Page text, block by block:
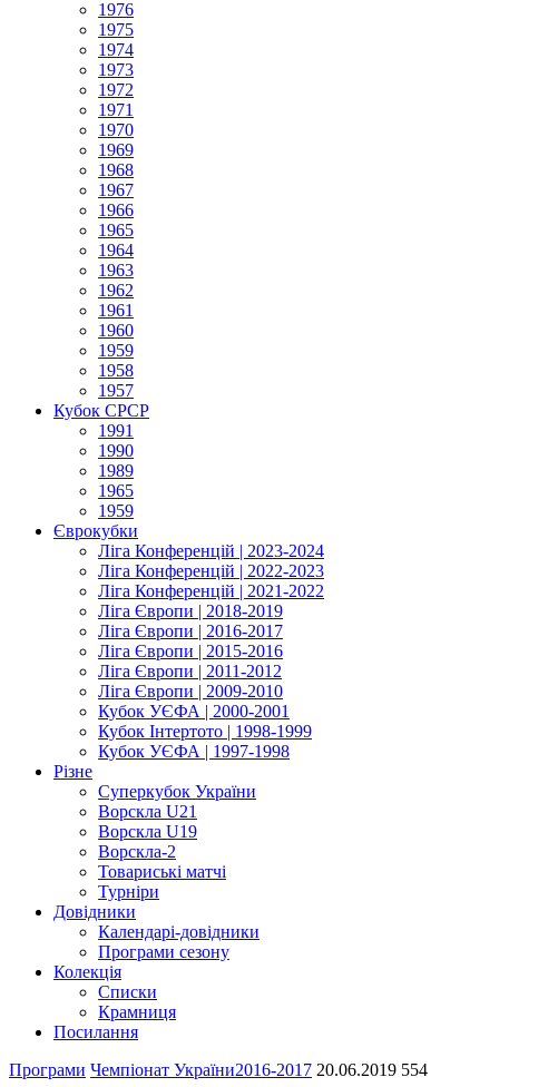
1976
1975
1974
1973
1972
1971
1970
1969
1968
1967
1966
1965
1964
1963
1962
1961
1960
1959
1958
1957
Кубок СРСР
1991
1990
1989
1965
1959
Єврокубки
Ліга Конференцій | 2023-2024
Ліга Конференцій | 2022-2023
Ліга Конференцій | 2021-2022
Ліга Європи | 2018-2019
Ліга Європи | 2016-2017
Ліга Європи | 2015-2016
Ліга Європи | 2011-2012
Ліга Європи | 2009-2010
Кубок УЄФА | 2000-2001
Кубок Інтертото | 1998-1999
Кубок УЄФА | 1997-1998
Різне
Суперкубок України
Ворскла U21
Ворскла U19
Ворскла-2
Товариські матчі
Турніри
Довідники
Календарі-довідники
Програми сезону
Колекція
Списки
Крамниця
Посилання
Програми Чемпіонат України2016-2017 20.06.2019 554